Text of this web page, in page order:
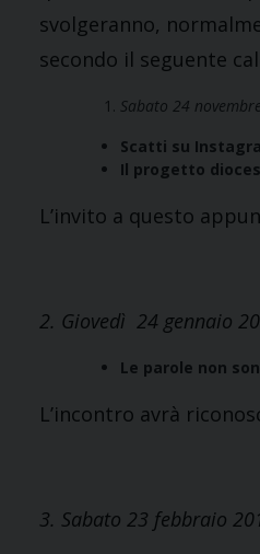
svolgeranno,
secondo il seguente
Sabato 24
Scatti su
Il progetto
L’invito a questo
2. Giovedì 24 gennaio
Le parole non
L’incontro avrà
3. Sabato 23 febbraio